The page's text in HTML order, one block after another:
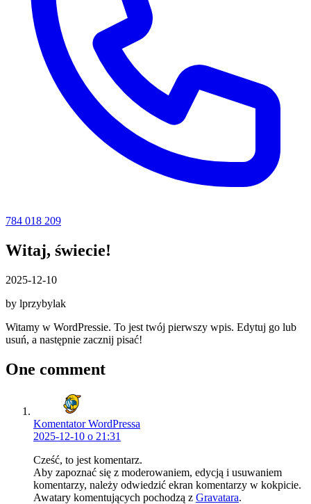
784 018 209
Witaj, świecie!
2025-12-10
by lprzybylak
Witamy w WordPressie. To jest twój pierwszy wpis. Edytuj go lub
usuń, a następnie zacznij pisać!
One comment
Komentator WordPressa
2025-12-10 o 21:31
Cześć, to jest komentarz.
Aby zapoznać się z moderowaniem, edycją i usuwaniem
komentarzy, należy odwiedzić ekran komentarzy w kokpicie.
Awatary komentujących pochodzą z Gravatara.